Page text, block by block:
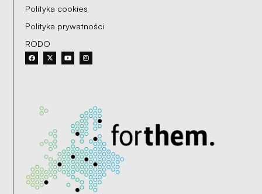
Polityka cookies
Polityka prywatności
RODO